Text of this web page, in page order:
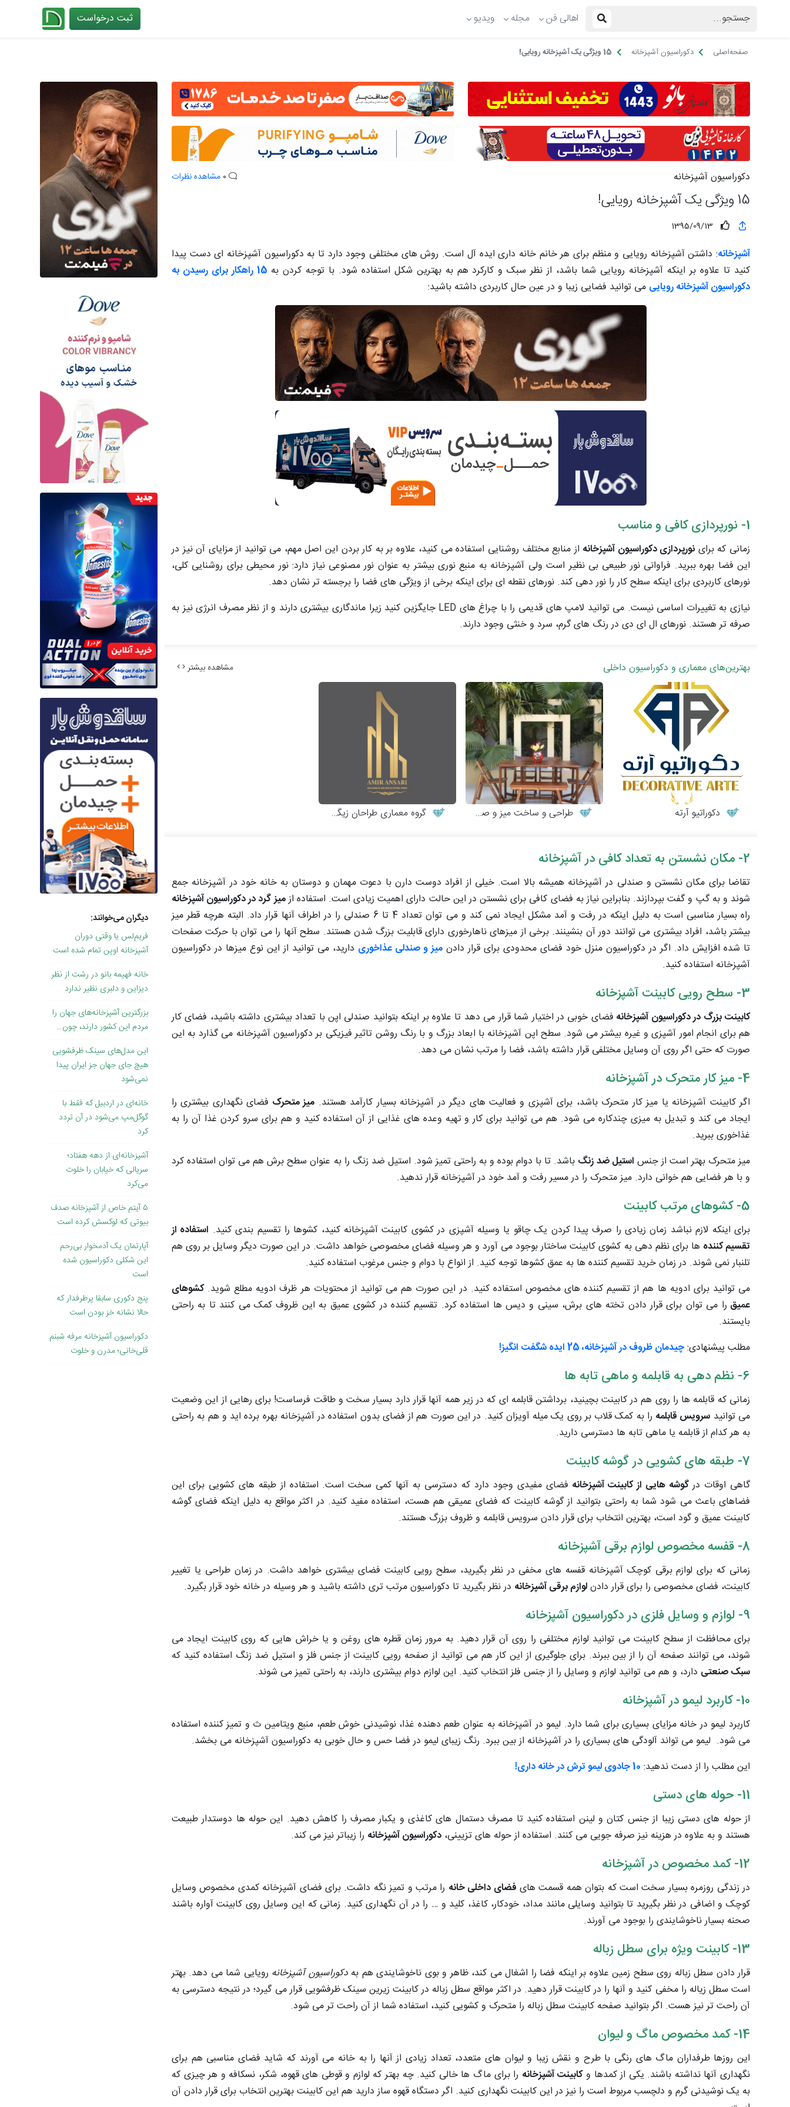
اهالی فن مجله ویدیو ثبت درخواست
صفحه‌اصلی دکوراسیون آشپزخانه 15 ویژگی یک آشپزخانه رویایی!
دکوراسیون آشپزخانه مشاهده نظرات
15 ویژگی یک آشپزخانه رویایی!
1395/09/13
آشپزخانه: داشتن آشپزخانه رویایی و منظم برای هر خانم خانه داری ایده آل است. روش های مختلفی وجود دارد تا به دکوراسیون آشپزخانه ای دست پیدا
کنید تا علاوه بر اینکه آشپزخانه رویایی شما باشد، از نظر سبک و کارکرد هم به بهترین شکل استفاده شود. با توجه کردن به
15 راهکار برای رسیدن به
دکوراسیون آشپزخانه رویایی می توانید فضایی زیبا و در عین حال کاربردی داشته باشید:
1- نورپردازی کافی و مناسب
زمانی که برای نورپردازی دکوراسیون آشپزخانه از منابع مختلف روشنایی استفاده می کنید، علاوه بر به کار بردن این اصل مهم، می توانید از مزایای آن نیز در
این فضا بهره ببرید. فراوانی نور طبیعی بی نظیر است ولی آشپزخانه به منبع نوری بیشتر به عنوان نور مصنوعی نیاز دارد: نور محیطی برای روشنایی کلی،
نورهای کاربردی برای اینکه سطح کار را نور دهی کند. نورهای نقطه ای برای اینکه برخی از ویژگی های فضا را برجسته تر نشان دهد.
نیازی به تغییرات اساسی نیست. می توانید لامپ های قدیمی را با چراغ های LED جایگزین کنید زیرا ماندگاری بیشتری دارند و از نظر مصرف انرژی نیز به
صرفه تر هستند. نورهای ال ای دی در رنگ های گرم، سرد و خنثی وجود دارند.
بهترین‌های معماری و دکوراسیون داخلی مشاهده بیشتر
دکوراتیو آرته طراحی و ساخت میز و صندلی چوبی گروه معماری طراحان زیگورات
2- مکان نشستن به تعداد کافی در آشپزخانه
تقاضا برای مکان نشستن و صندلی در آشپزخانه همیشه بالا است. خیلی از افراد دوست دارن با دعوت مهمان و دوستان به خانه خود در آشپزخانه جمع
شوند و به گپ و گفت بپردازند. بنابراین نیاز به فضای کافی برای نشستن در این حالت دارای اهمیت زیادی است. استفاده ازمیز گرد در دکوراسیون آشپزخانه
راه بسیار مناسبی است به دلیل اینکه در رفت و آمد مشکل ایجاد نمی کند و می توان تعداد 4 تا 6 صندلی را در اطراف آنها قرار داد. البته هرچه قطر میز
بیشتر باشد، افراد بیشتری می توانند دور آن بنشینند. برخی از میزهای ناهارخوری دارای قابلیت بزرگ شدن هستند. سطح آنها را می توان با حرکت صفحات
تا شده افزایش داد. اگر در دکوراسیون منزل خود فضای محدودی برای قرار دادن میز و صندلی عذاخوری دارید، می توانید از این نوع میزها در دکوراسیون
آشپزخانه استفاده کنید.
3- سطح رویی کابینت آشپزخانه
کابینت بزرگ در دکوراسیون آشپزخانه فضای خوبی در اختیار شما قرار می دهد تا علاوه بر اینکه بتوانید صندلی اپن با تعداد بیشتری داشته باشید، فضای کار
هم برای انجام امور آشپزی و غیره بیشتر می شود. سطح اپن آشپزخانه با ابعاد بزرگ و با رنگ روشن تاثیر فیزیکی بر دکوراسیون آشپزخانه می گذارد به این
صورت که حتی اگر روی آن وسایل مختلفی قرار داشته باشد، فضا را مرتب نشان می دهد.
4- میز کار متحرک در آشپزخانه
اگر کابینت آشپزخانه یا میز کار متحرک باشد، برای آشپزی و فعالیت های دیگر در آشپزخانه بسیار کارآمد هستند. میز متحرک فضای نگهداری بیشتری را
ایجاد می کند و تبدیل به میزی چندکاره می شود. هم می توانید برای کار و تهیه وعده های غذایی از آن استفاده کنید و هم برای سرو کردن غذا آن را به
غذاخوری ببرید.
میز متحرک بهتر است از جنس استیل ضد زنگ باشد. تا با دوام بوده و به راحتی تمیز شود. استیل ضد زنگ را به عنوان سطح برش هم می توان استفاده کرد
و با هر فضایی هم خوانی دارد. میز متحرک را در مسیر رفت و آمد خود در آشپزخانه قرار ندهید.
5- کشوهای مرتب کابینت
برای اینکه لازم نباشد زمان زیادی را صرف پیدا کردن یک چاقو یا وسیله آشپزی در کشوی کابینت آشپزخانه کنید، کشوها را تقسیم بندی کنید. استفاده از
تقسیم کننده ها برای نظم دهی به کشوی کابینت ساختار بوجود می آورد و هر وسیله فضای مخصوصی خواهد داشت. در این صورت دیگر وسایل بر روی هم
تلنبار نمی شوند. در زمان خرید تقسیم کننده ها به عمق کشوها توجه کنید. از انواع با دوام و جنس مرغوب استفاده کنید.
می توانید برای ادویه ها هم از تقسیم کننده های مخصوص استفاده کنید. در این صورت هم می توانید از محتویات هر ظرف ادویه مطلع شوید.کشوهای
عمیق را می توان برای قرار دادن تخته های برش، سینی و دیس ها استفاده کرد. تقسیم کننده در کشوی عمیق به این ظروف کمک می کنند تا به راحتی
بایستند.
مطلب پیشنهادی:چیدمان ظروف در آشپزخانه، 25 ایده شگفت انگیز!
6- نظم دهی به قابلمه و ماهی تابه ها
زمانی که قابلمه ها را روی هم در کابینت بچینید، برداشتن قابلمه ای که در زیر همه آنها قرار دارد بسیار سخت و طاقت فرساست! برای رهایی از این وضعیت
می توانید سرویس قابلمه را به کمک قلاب بر روی یک میله آویزان کنید. در این صورت هم از فضای بدون استفاده در آشپزخانه بهره برده اید و هم به راحتی
به هر کدام از قابلمه یا ماهی تابه ها دسترسی دارید.
7- طبقه های کشویی در گوشه کابینت
گاهی اوقات درگوشه هایی از کابینت آشپزخانه فضای مفیدی وجود دارد که دسترسی به آنها کمی سخت است. استفاده از طبقه های کشویی برای این
فضاهای باعث می شود شما به راحتی بتوانید از گوشه کابینت که فضای عمیقی هم هست، استفاده مفید کنید. در اکثر مواقع به دلیل اینکه فضای گوشه
کابینت عمیق و گود است، بهترین انتخاب برای قرار دادن سرویس قابلمه و ظروف بزرگ هستند.
8- قفسه مخصوص لوازم برقی آشپزخانه
زمانی که برای لوازم برقی کوچک آشپزخانه قفسه های مخفی در نظر بگیرید، سطح رویی کابینت فضای بیشتری خواهد داشت. در زمان طراحی یا تغییر
کابینت، فضای مخصوصی را برای قرار دادنلوازم برقی آشپزخانه در نظر بگیرید تا دکوراسیون مرتب تری داشته باشید و هر وسیله در خانه خود قرار بگیرد.
9- لوازم و وسایل فلزی در دکوراسیون آشپزخانه
برای محافظت از سطح کابینت می توانید لوازم مختلفی را روی آن قرار دهید. به مرور زمان قطره های روغن و یا خراش هایی که روی کابینت ایجاد می
شوند، می توانند صفحه آن را از بین ببرند. برای جلوگیری از این کار هم می توانید از صفحه رویی کابینت از جنس فلز و استیل ضد زنگ استفاده کنید که
سبک صنعتی دارد، و هم می توانید لوازم و وسایل را از جنس فلز انتخاب کنید. این لوازم دوام بیشتری دارند، به راحتی تمیز می شوند.
10- کاربرد لیمو در آشپزخانه
کاربرد لیمو در خانه مزایای بسیاری برای شما دارد. لیمو در آشپزخانه به عنوان طعم دهنده غذا، نوشیدنی خوش طعم، منبع ویتامین ث و تمیز کننده استفاده
می شود. لیمو می تواند آلودگی های بسیاری را در آشپزخانه از بین ببرد. رنگ زیبای لیمو در فضا حس و حال خوبی به دکوراسیون آشپزخانه می بخشد.
این مطلب را از دست ندهید: 10 جادوی لیمو ترش در خانه داری!
11- حوله های دستی
از حوله های دستی زیبا از جنس کتان و لینن استفاده کنید تا مصرف دستمال های کاغذی و یکبار مصرف را کاهش دهید. این حوله ها دوستدار طبیعت
هستند و به علاوه در هزینه نیز صرفه جویی می کنند. استفاده از حوله های تزیینی، دکوراسیون آشپزخانه را زیباتر نیز می کند.
12- کمد مخصوص در آشپزخانه
در زندگی روزمره بسیار سخت است که بتوان همه قسمت های فضای داخلی خانه را مرتب و تمیز نگه داشت. برای فضای آشپزخانه کمدی مخصوص وسایل
کوچک و اضافی در نظر بگیرید تا بتوانید وسایلی مانند مداد، خودکار، کاغذ، کلید و … را در آن نگهداری کنید. زمانی که این وسایل روی کابینت آواره باشند
صحنه بسیار ناخوشایندی را بوجود می آورند.
13- کابینت ویژه برای سطل زباله
قرار دادن سطل زباله روی سطح زمین علاوه بر اینکه فضا را اشغال می کند، ظاهر و بوی ناخوشایندی هم بهدکوراسیون آشپزخانه رویایی شما می دهد. بهتر
است سطل زیاله را مخفی کنید و آنها را در کابینت قرار دهید. در اکثر مواقع سطل زباله در کابینت زیرین سینک ظرفشویی قرار می گیرد؛ در نتیجه دسترسی به
آن راحت تر نیز هست. اگر بتوانید صفحه کابینت سطل زباله را متحرک و کشویی کنید، استفاده شما از آن راحت تر می شود.
14- کمد مخصوص ماگ و لیوان
این روزها طرفداران ماگ های رنگی با طرح و نقش زیبا و لیوان های متعدد، تعداد زیادی از آنها را به خانه می آورند که شاید فضای مناسبی هم برای
نگهداری آنها نداشته باشند. یکی از کمدها وکابینت آشپزخانه را برای ماگ ها خالی کنید. چه بهتر که لوازم و قوطی های قهوه، شکر، نسکافه و هر چیزی که
به یک نوشیدنی گرم و دلچسب مربوط است را نیز در این کابینت نگهداری کنید. اگر دستگاه قهوه ساز دارید هم این کابینت بهترین انتخاب برای قرار دادن آن
دیگران می‌خوانند:
فریم‌لس یا وقتی دوران
آشپزخانه اوپن تمام شده است
خانه فهیمه بانو در رشت از نظر
دیزاین و دلبری نظیر ندارد
بزرگترین آشپزخانه‌های جهان را
مردم این کشور دارند، چون…
این مدل‌های سینک ظرفشویی
هیچ جای جهان جز ایران پیدا
نمی‌شود
خانه‌ای در اردبیل که فقط با
گوگل‌مپ می‌شود در آن تردد
کرد
آشپزخانه‌ای از دهه هفتاد؛
سریالی که خیابان را خلوت
می‌کرد
۵ آیتم خاص از آشپزخانه صدف
بیوتی که لوکسش کرده است
آپارتمان یک آدمخوار بی‌رحم
این شکلی دکوراسیون شده
است
پنج دکوری سابقا پرطرفدار که
حالا نشانه خز بودن است
دکوراسیون آشپزخانه مرفه شبنم
قلی‌خانی؛ مدرن و خلوت